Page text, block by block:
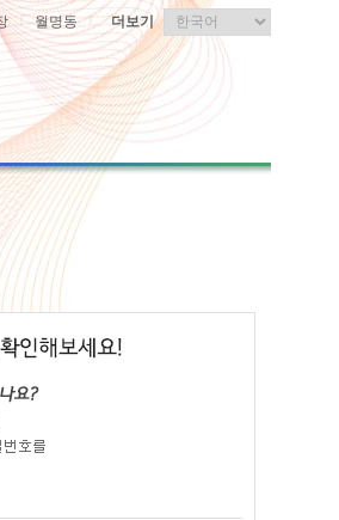
더보기
월명동 |